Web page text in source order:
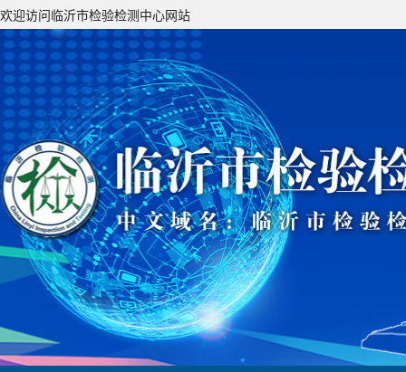
欢迎访问临沂市检验检测中心网站